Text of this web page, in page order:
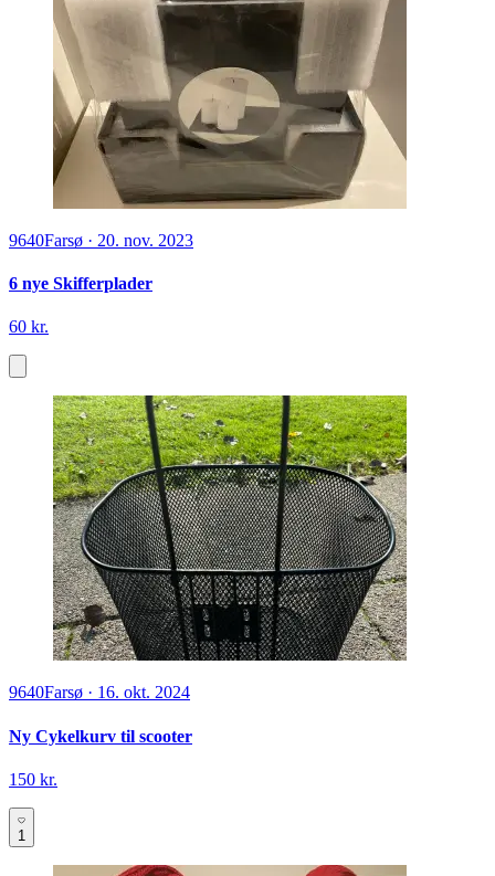
9640Farsø · 20. nov. 2023
6 nye Skifferplader
60 kr.
9640Farsø · 16. okt. 2024
Ny Cykelkurv til scooter
150 kr.
1